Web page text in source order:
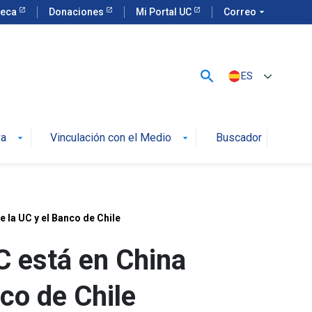
Donaciones Mi Portal UC Correo arrow_drop_down
search ES
arrow_drop_down Vinculación con el Medio arrow_drop_down Buscador
la UC y el Banco de Chile
está en China
de Chile